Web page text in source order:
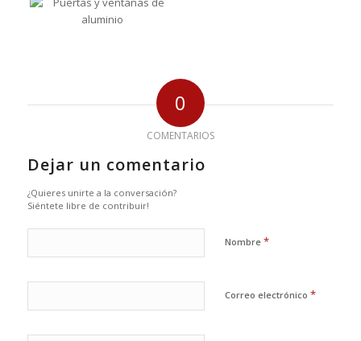
0
COMENTARIOS
Dejar un comentario
¿Quieres unirte a la conversación?
Siéntete libre de contribuir!
Nombre *
Correo electrónico *